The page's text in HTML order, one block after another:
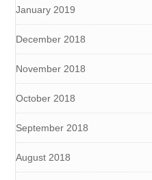
January 2019
December 2018
November 2018
October 2018
September 2018
August 2018